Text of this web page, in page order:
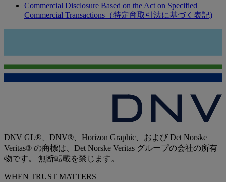
Commercial Disclosure Based on the Act on Specified
Commercial Transactions（特定商取引法に基づく表記)
DNV GL®、DNV®、Horizon Graphic、および Det Norske
Veritas® の商標は、Det Norske Veritas グループの会社の所有
物です。 無断転載を禁じます。
WHEN TRUST MATTERS